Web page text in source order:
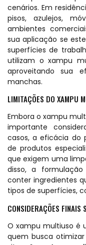
cenários. Em
pisos, azulejos,
ambientes
sua aplicação se
superfícies de
utilizam o xampu
aproveitando sua
manchas.
LIMITAÇÕES DO XAMPU
Embora o xampu
importante
casos, a eficácia do
de produtos
que exigem uma
disso, a
conter ingredientes
tipos de superfícies,
CONSIDERAÇÕES FINAIS
O xampu multiuso é
quem busca